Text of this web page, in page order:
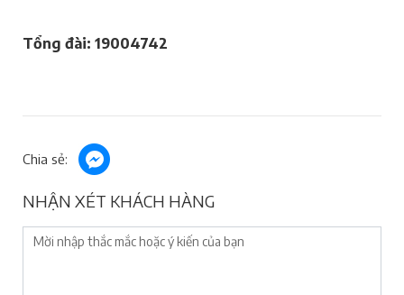
Tổng đài: 19004742
Chia sẻ:
NHẬN XÉT KHÁCH HÀNG